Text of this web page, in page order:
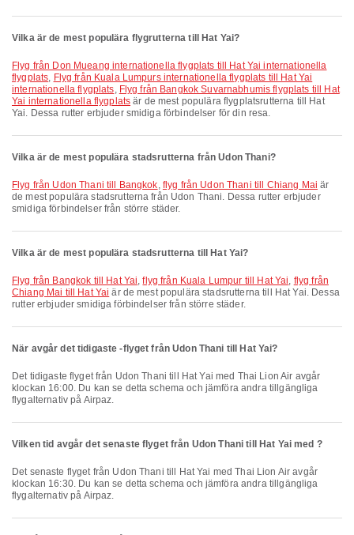
Vilka är de mest populära flygrutterna till Hat Yai?
Flyg från Don Mueang internationella flygplats till Hat Yai internationella
flygplats, Flyg från Kuala Lumpurs internationella flygplats till Hat Yai
internationella flygplats, Flyg från Bangkok Suvarnabhumis flygplats till Hat
Yai internationella flygplats är de mest populära flygplatsrutterna till Hat
Yai. Dessa rutter erbjuder smidiga förbindelser för din resa.
Vilka är de mest populära stadsrutterna från Udon Thani?
flyg från Udon Thani till Bangkok, flyg från Udon Thani till Chiang Mai är
de mest populära stadsrutterna från Udon Thani. Dessa rutter erbjuder
smidiga förbindelser från större städer.
Vilka är de mest populära stadsrutterna till Hat Yai?
flyg från Bangkok till Hat Yai,flyg från Kuala Lumpur till Hat Yai, flyg från
Chiang Mai till Hat Yai är de mest populära stadsrutterna till Hat Yai. Dessa
rutter erbjuder smidiga förbindelser från större städer.
När avgår det tidigaste -flyget från Udon Thani till Hat Yai?
Det tidigaste flyget från Udon Thani till Hat Yai med Thai Lion Air avgår
klockan 16:00. Du kan se detta schema och jämföra andra tillgängliga
flygalternativ på Airpaz.
Vilken tid avgår det senaste flyget från Udon Thani till Hat Yai med ?
Det senaste flyget från Udon Thani till Hat Yai med Thai Lion Air avgår
klockan 16:30. Du kan se detta schema och jämföra andra tillgängliga
flygalternativ på Airpaz.